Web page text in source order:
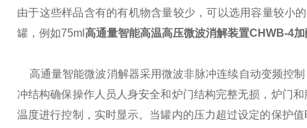
由于这些样品含有的有机物含量较少，可以选用容量较小
罐，例如75ml 高通量智能高温高压微波消解装置CHWB-4加
高通量智能微波消解器采用微波非脉冲连续自动变频控
冲结构确保操作人员人身安全和炉门结构完整无损，炉门
温度进行控制，实时显示。当罐内的压力超过设定的保护